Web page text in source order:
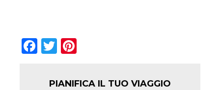
Facebook
Twitter
PIANIFICA IL TUO VIAGGIO